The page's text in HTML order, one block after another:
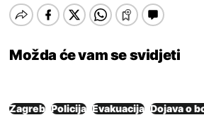
Možda će vam se svidjeti
Zagreb Policija Evakuacija Dojava o